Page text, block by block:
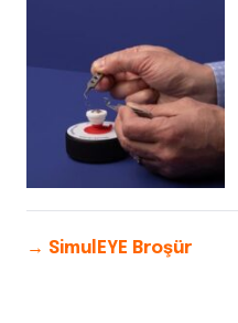
→ SimulEYE Broşür